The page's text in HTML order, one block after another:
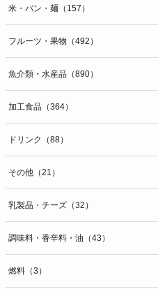
米・パン・麺（157）
フルーツ・果物（492）
魚介類・水産品（890）
加工食品（364）
ドリンク（88）
その他（21）
乳製品・チーズ（32）
調味料・香辛料・油（43）
燃料（3）